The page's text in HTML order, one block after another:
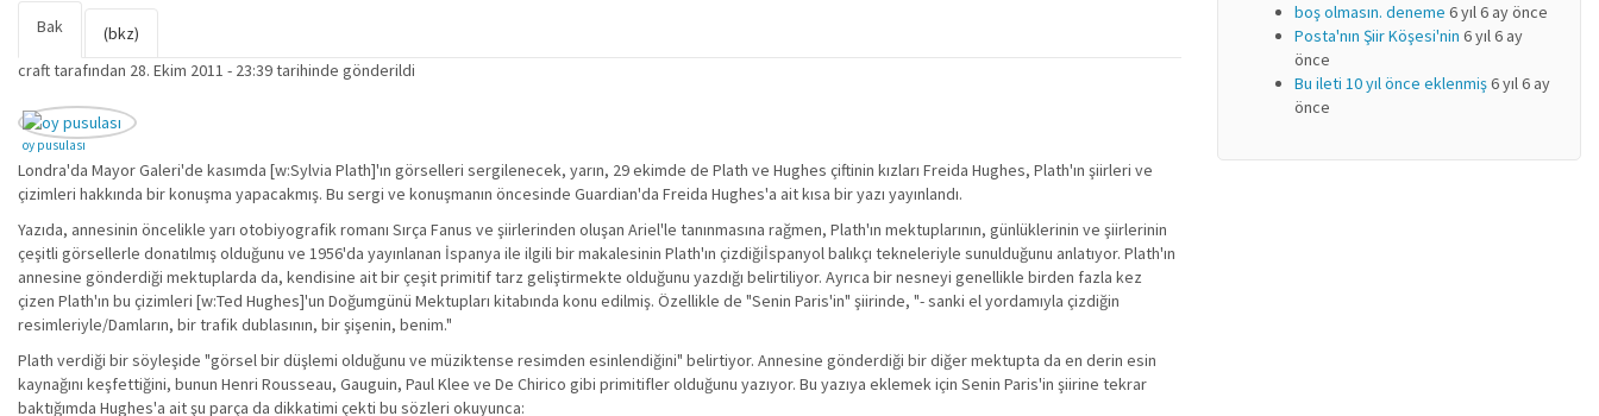
Birincil sekmeler
Bak
sekme)
(bkz)
crafttarafından 28. Ekim 2011 - 23:39 tarihinde gönderildi
oy pusulası
Londra'da Mayor Galeri'de kasımda [w:Sylvia Plath]'ın görselleri sergilenecek, yarın, 29 ekimde de Plath ve Hughes çiftinin kızları Freida Hughes, Plath'ın şiirleri ve
çizimleri hakkında bir konuşma yapacakmış. Bu sergi ve konuşmanın öncesinde Guardian'da Freida Hughes'a ait kısa bir yazı yayınlandı.
Yazıda, annesinin öncelikle yarı otobiyografik romanı Sırça Fanus ve şiirlerinden oluşan Ariel'le tanınmasına rağmen, Plath'ın mektuplarının, günlüklerinin ve şiirlerinin
çeşitli görsellerle donatılmış olduğunu ve 1956'da yayınlanan İspanya ile ilgili bir makalesinin Plath'ın çizdiğiİspanyol balıkçı tekneleriyle sunulduğunu anlatıyor. Plath'ın
annesine gönderdiği mektuplarda da, kendisine ait bir çeşit primitif tarz geliştirmekte olduğunu yazdığı belirtiliyor. Ayrıca bir nesneyi genellikle birden fazla kez
çizen Plath'ın bu çizimleri [w:Ted Hughes]'un Doğumgünü Mektupları kitabında konu edilmiş. Özellikle de "Senin Paris'in" şiirinde, "- sanki el yordamıyla çizdiğin
resimleriyle/Damların, bir trafik dublasının, bir şişenin, benim."
Plath verdiği bir söyleşide "görsel bir düşlemi olduğunu ve müziktense resimden esinlendiğini" belirtiyor. Annesine gönderdiği bir diğer mektupta da en derin esin
kaynağını keşfettiğini, bunun Henri Rousseau, Gauguin, Paul Klee ve De Chirico gibi primitifler olduğunu yazıyor. Bu yazıya eklemek için Senin Paris'in şiirine tekrar
baktığımda Hughes'a ait şu parça da dikkatimi çekti bu sözleri okuyunca:
boş olmasın. deneme 6 yıl 6 ay önce
Posta'nın Şiir Köşesi'nin 6 yıl 6 ay
önce
Bu ileti 10 yıl önce eklenmiş6 yıl 6 ay
önce